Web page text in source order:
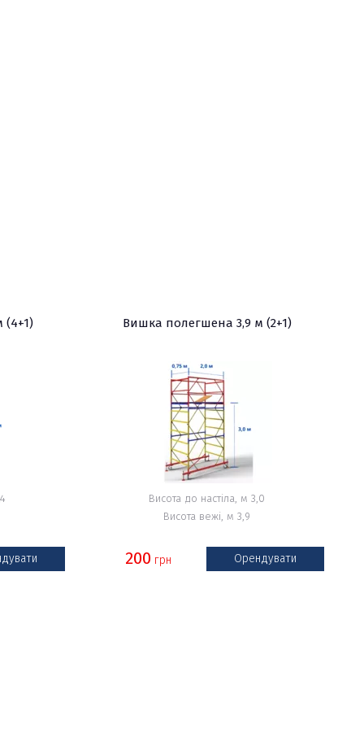
Вишка полегшена 3,9 м (2+1)
Висота до настіла, м 3,0
Висота вежі, м 3,9
200 грн Орендувати